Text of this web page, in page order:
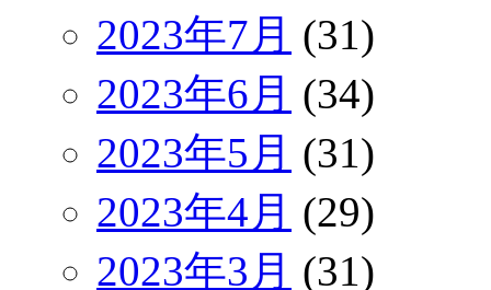
2023年7月 (31)
2023年6月 (34)
2023年5月 (31)
2023年4月 (29)
2023年3月 (31)